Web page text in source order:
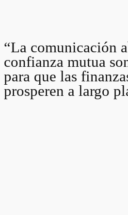
“La comunicación
confianza mutua
para que las
prosperen a largo